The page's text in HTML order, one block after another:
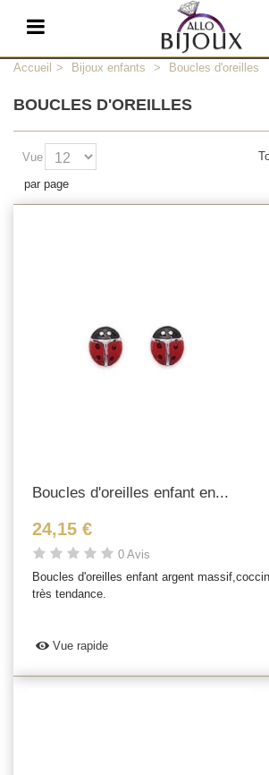
Accueil > Bijoux enfants > Boucles d'oreilles
BOUCLES D'OREILLES
Vue
par page
Boucles d'oreilles enfant en...
24,15 €
0 Avis
Boucles d'oreilles enfant argent
très tendance.
Vue rapide